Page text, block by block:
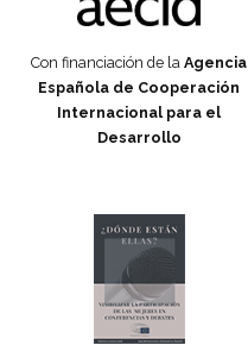
Con financiación de la Agencia
Española de Cooperación
Internacional para el
Desarrollo